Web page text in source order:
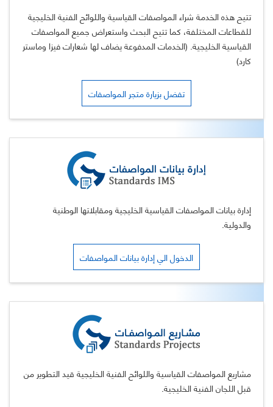
تتيح هذه الخدمة شراء المواصفات القياسية واللوائح الفنية الخليجية
للقطاعات المختلفة، كما تتيح البحث واستعراض جميع المواصفات
القياسية الخليجية. (الخدمات المدفوعة يضاف لها شعارات فيزا وماستر
كارد)
تفضل بزيارة متجر المواصفات
إدارة بيانات المواصفات القياسية الخليجية ومقابلاتها الوطنية
والدولية.
الدخول الي إدارة بيانات المواصفات
مشاريع المواصفات القياسية واللوائح الفنية الخليجية قيد التطوير من
قبل اللجان الفنية الخليجية.